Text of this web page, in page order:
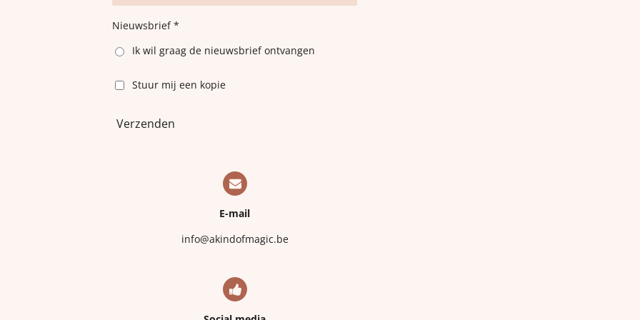
Nieuwsbrief *
Ik wil graag de nieuwsbrief ontvangen
Stuur mij een kopie
Verzenden
E-mail
info@akindofmagic.be